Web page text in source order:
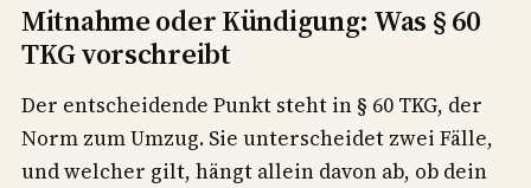
Mitnahme oder Kündigung: Was § 60
TKG vorschreibt
Der entscheidende Punkt steht in § 60 TKG, der
Norm zum Umzug. Sie unterscheidet zwei Fälle,
und welcher gilt, hängt allein davon ab, ob dein